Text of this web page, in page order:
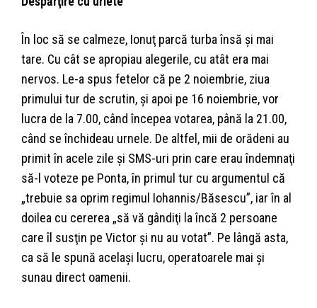
În loc să se calmeze, Ionuţ parcă turba însă şi mai
tare. Cu cât se apropiau alegerile, cu atât era mai
nervos. Le-a spus fetelor că pe 2 noiembrie, ziua
primului tur de scrutin, şi apoi pe 16 noiembrie, vor
lucra de la 7.00, când începea votarea, până la 21.00,
când se închideau urnele. De altfel, mii de orădeni au
primit în acele zile şi SMS-uri prin care erau îndemnaţi
să-l voteze pe Ponta, în primul tur cu argumentul că
„trebuie sa oprim regimul Iohannis/Băsescu”, iar în al
doilea cu cererea „să vă gândiţi la încă 2 persoane
care îl susţin pe Victor şi nu au votat”. Pe lângă asta,
ca să le spună acelaşi lucru, operatoarele mai şi
sunau direct oamenii.